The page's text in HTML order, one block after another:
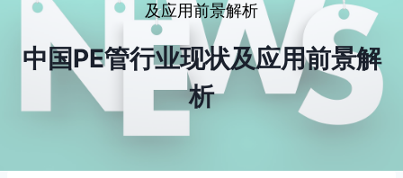
及应用前景解析
中国PE管行业现状及应用前景解
析